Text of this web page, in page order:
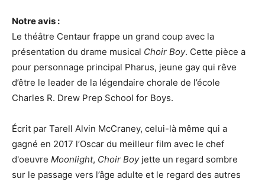
Notre avis :
Le théâtre Centaur frappe un grand coup avec la
présentation du drame musical Choir Boy. Cette pièce a
pour personnage principal Pharus, jeune gay qui rêve
d’être le leader de la légendaire chorale de l’école
Charles R. Drew Prep School for Boys.
Écrit par Tarell Alvin McCraney, celui-là même qui a
gagné en 2017 l’Oscar du meilleur film avec le chef
d'oeuvre Moonlight, Choir Boyjette un regard sombre
sur le passage vers l’âge adulte et le regard des autres